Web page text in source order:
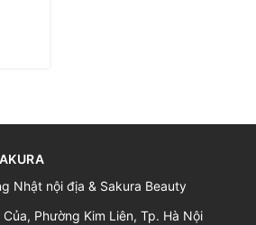
Nhật nội địa & Sakura Beauty
Phường Kim Liên, Tp. Hà Nội